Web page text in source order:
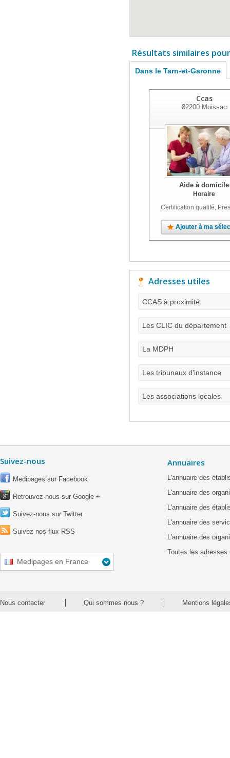
Résultats similaires
Dans le Tarn-et-Garonne
Ccas
82200Moissac
Aide à domicile
Horaire
Certification qualité,
Ajouter à ma
Adresses utiles
CCAS à proximité
Les CLIC du département
La MDPH
Les tribunaux d'instance
Les associations locales
Suivez-nous
Medipages sur Facebook
Retrouvez-nous sur Google +
Suivez-nous sur Twitter
Suivez nos flux RSS
Medipages en France
Annuaires
L'annuaire des
L'annuaire des
L'annuaire des
L'annuaire des
L'annuaire des
Toutes les adresses
Nous contacter Qui sommes nous ? Mentions